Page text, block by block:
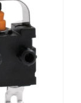
cấp độ